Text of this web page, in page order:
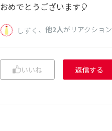
おめでとうございます🎈
しずく 、 他2人がリアクション
いいね 返信する